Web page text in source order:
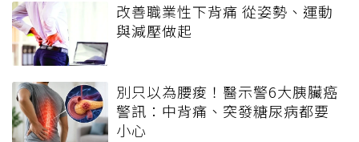
改善職業性下背痛 從姿勢、運動
與減壓做起
別只以為腰痠！醫示警6大胰臟癌
警訊：中背痛、突發糖尿病都要
小心